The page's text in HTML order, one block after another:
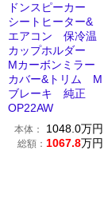
ドンスピーカー
シートヒーター&
エアコン 保冷温
カップホルダー
Mカーボンミラー
カバー&トリム M
ブレーキ 純正
OP22AW
本体： 1048.0万円
総額： 1067.8万円